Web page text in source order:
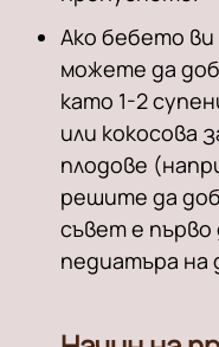
Ако бебето ви
можете да
като 1-2
или кокосова
плодове
решите да
съвет е
педиатъра на